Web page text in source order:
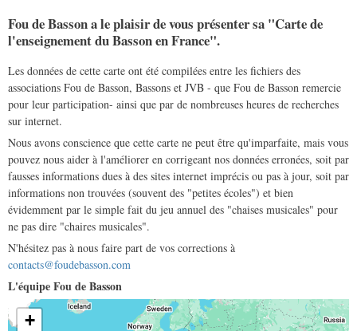
Fou de Basson a le plaisir de vous présenter sa "Carte de
l'enseignement du Basson en France".
Les données de cette carte ont été compilées entre les fichiers des
associations Fou de Basson, Bassons et JVB - que Fou de Basson remercie
pour leur participation- ainsi que par de nombreuses heures de recherches
sur internet.
Nous avons conscience que cette carte ne peut être qu'imparfaite, mais vous
pouvez nous aider à l'améliorer en corrigeant nos données erronées, soit par
fausses informations dues à des sites internet imprécis ou pas à jour, soit par
informations non trouvées (souvent des "petites écoles") et bien
évidemment par le simple fait du jeu annuel des "chaises musicales" pour
ne pas dire "chaires musicales".
N'hésitez pas à nous faire part de vos corrections à
contacts@foudebasson.com
L'équipe Fou de Basson
+